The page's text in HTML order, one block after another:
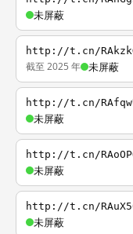
未屏蔽
http://t.cn/
截至 2025 年 未屏蔽
http://t.cn/
未屏蔽
http://t.cn/
未屏蔽
http://t.cn/
未屏蔽